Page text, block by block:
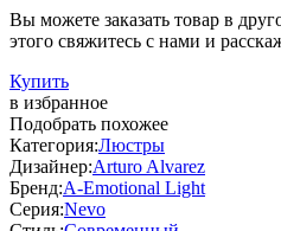
Вы можете заказать товар в
этого свяжитесь с нами и
Купить
в избранное
Подобрать похожее
Категория:Люстры
Дизайнер:Arturo Alvarez
Бренд:A-Emotional Light
Серия:Nevo